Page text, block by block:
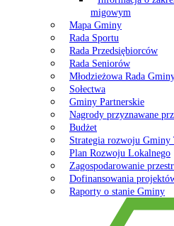
migowym
Mapa Gminy
Rada Sportu
Rada Przedsiębiorców
Rada Seniorów
Młodzieżowa Rada
Sołectwa
Gminy Partnerskie
Nagrody przyznawane
Budżet
Strategia rozwoju Gminy
Plan Rozwoju Lokalnego
Zagospodarowanie
Dofinansowania
Raporty o stanie Gminy